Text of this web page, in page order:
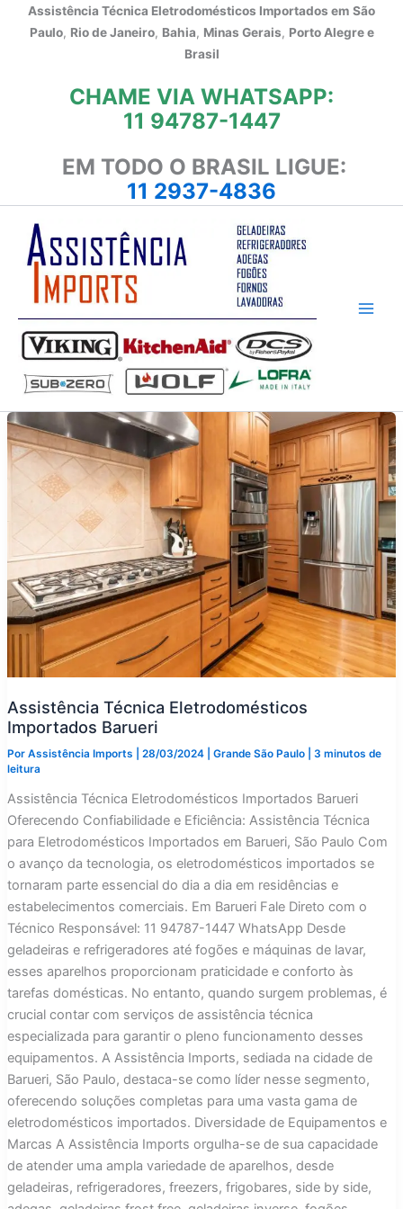
Assistência Técnica Eletrodomésticos Importados em São
Paulo, Rio de Janeiro, Bahia, Minas Gerais, Porto Alegre e
Brasil
CHAME VIA WHATSAPP:
11 94787-1447
EM TODO O BRASIL LIGUE:
11 2937-4836
Assistência Técnica Eletrodomésticos
Importados Barueri
Por Assistência Imports 28/03/2024 Grande São Paulo| 3 minutos de
leitura
Assistência Técnica Eletrodomésticos Importados Barueri
Oferecendo Confiabilidade e Eficiência: Assistência Técnica
para Eletrodomésticos Importados em Barueri, São Paulo Com
o avanço da tecnologia, os eletrodomésticos importados se
tornaram parte essencial do dia a dia em residências e
estabelecimentos comerciais. Em Barueri Fale Direto com o
Técnico Responsável: 11 94787-1447 WhatsApp Desde
geladeiras e refrigeradores até fogões e máquinas de lavar,
esses aparelhos proporcionam praticidade e conforto às
tarefas domésticas. No entanto, quando surgem problemas, é
crucial contar com serviços de assistência técnica
especializada para garantir o pleno funcionamento desses
equipamentos. A Assistência Imports, sediada na cidade de
Barueri, São Paulo, destaca-se como líder nesse segmento,
oferecendo soluções completas para uma vasta gama de
eletrodomésticos importados. Diversidade de Equipamentos e
Marcas A Assistência Imports orgulha-se de sua capacidade
de atender uma ampla variedade de aparelhos, desde
geladeiras, refrigeradores, freezers, frigobares, side by side,